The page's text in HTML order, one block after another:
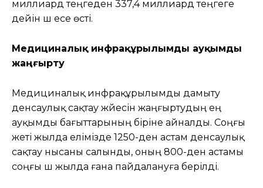
миллиард теңгеден 337,4 миллиард теңгеге
дейін үш есе өсті.
Медициналық инфрақұрылымды ауқымды
жаңғырту
Медициналық инфрақұрылымды дамыту
денсаулық сақтау жүйесін жаңғыртудың ең
ауқымды бағыттарының біріне айналды. Соңғы
жеті жылда елімізде 1250-ден астам денсаулық
сақтау нысаны салынды, оның 800-ден астамы
соңғы үш жылда ғана пайдалануға берілді.